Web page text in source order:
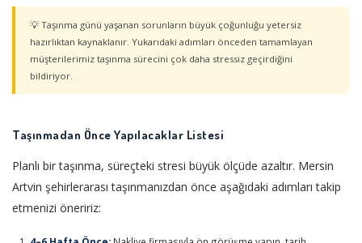
💡 Taşınma günü yaşanan sorunların büyük çoğunluğu yetersiz
hazırlıktan kaynaklanır. Yukarıdaki adımları önceden tamamlayan
müşterilerimiz taşınma sürecini çok daha stressiz geçirdiğini
bildiriyor.
Taşınmadan Önce Yapılacaklar Listesi
Planlı bir taşınma, süreçteki stresi büyük ölçüde azaltır. Mersin
Artvin şehirlerarası taşınmanızdan önce aşağıdaki adımları takip
etmenizi öneririz: